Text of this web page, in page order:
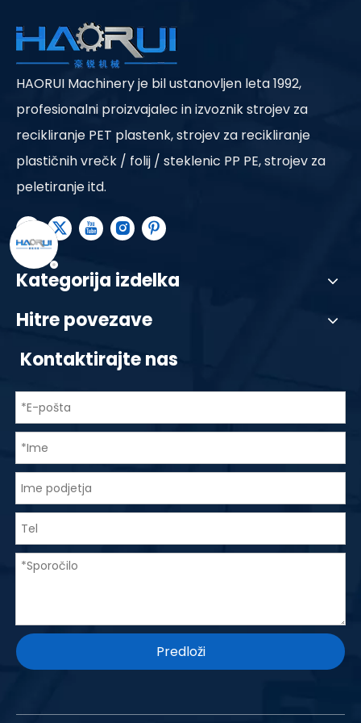
HAORUI Machinery je bil ustanovljen leta 1992,
profesionalni proizvajalec in izvoznik strojev za
recikliranje PET plastenk, strojev za recikliranje
plastičnih vrečk / folij / steklenic PP PE, strojev za
peletiranje itd.
Kategorija izdelka
Hitre povezave
Kontaktirajte nas
Predloži